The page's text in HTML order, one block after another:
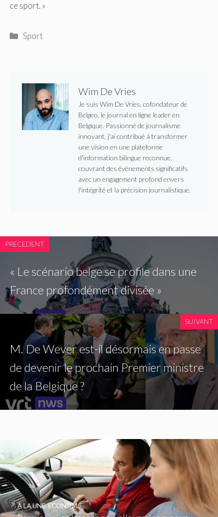
ce sport. »
Catégories
Sport
Wim De Vries
Je suis Wim De Vries, cofondateur de
Belgeo, le journal en ligne leader en
Belgique. Passionné de journalisme
innovant, j'ai contribué à transformer
une vision en une plateforme
d'information bilingue reconnue,
couvrant des événements significatifs
avec un engagement profond envers
l'intégrité et la précision journalistique.
PRECEDENT
« Le scénario belge se profile dans une
France profondément divisée »
SUIVANT
M. De Wever est-il désormais en passe
de devenir le prochain Premier ministre
de la Belgique ?
À LA UNE,ECONOMIE